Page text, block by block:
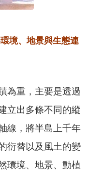
境、地景與生態連
為重，主要是透過
立出多條不同的縱
線，將半島上千年
衍替以及風土的變
環境、地景、動植